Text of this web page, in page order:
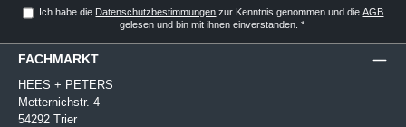
Ich habe die Datenschutzbestimmungen zur Kenntnis genommen und dieAGB
gelesen und bin mit ihnen einverstanden. *
FACHMARKT
HEES + PETERS
Metternichstr. 4
54292 Trier